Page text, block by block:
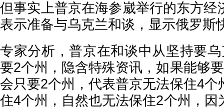
但事实上普京在海参崴举行的东方经
表示准备与乌克兰和谈，显示俄罗斯
专家分析，普京在和谈中从坚持要
要2个州，隐含特殊资讯，如果能够
会只要2个州，代表普京无法保住4个
住4个州，自然也无法保住2个州，因